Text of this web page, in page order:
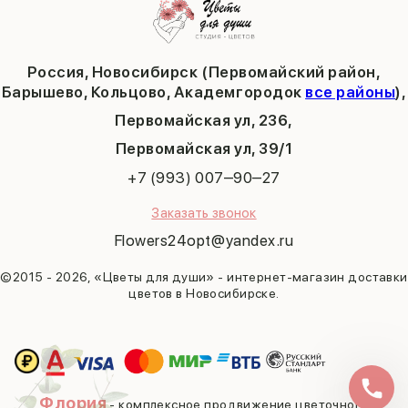
Россия, Новосибирск (Первомайский район,
Барышево, Кольцово, Академгородок все районы),
Первомайская ул, 236,
​Первомайская ул, 39/1
+7 (993) 007‒90‒27
Заказать звонок
Flowers24opt@yandex.ru
©2015 - 2026, «Цветы для души» - интернет-магазин доставки
цветов в Новосибирске.
9 мая
Флория- комплексное продвижение цветочного